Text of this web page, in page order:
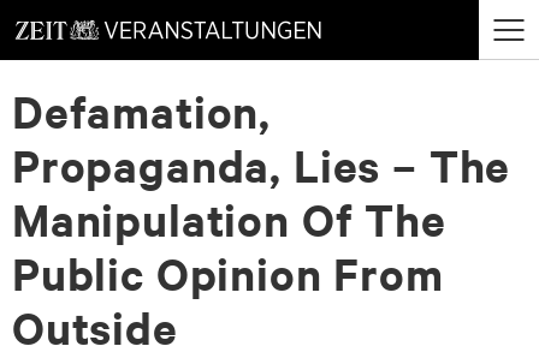
zum
Seiteninhalt
zum
Footer-
Menü
Menü
Defamation,
Propaganda, Lies – The
Manipulation Of The
Public Opinion From
Outside